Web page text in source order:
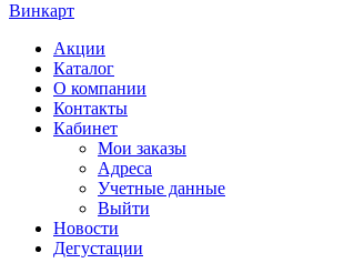
Винкарт
Акции
Каталог
О компании
Контакты
Кабинет
Мои заказы
Адреса
Учетные данные
Выйти
Новости
Дегустации